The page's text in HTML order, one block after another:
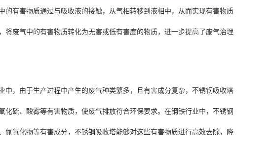
有害物质通过与吸收液的接触，从气相转移到液相中，从而实现有害物质
废气中的有害物质转化为无害或低有害度的物质，进一步提高了废气治理
，由于生产过程中产生的废气种类繁多，且有害成分复杂，不锈钢吸收塔
硫、酸雾等有害物质，使废气排放符合环保要求。在钢铁行业中，不锈钢
氧化物等有害成分，不锈钢吸收塔能够对这些有害物质进行高效去除，降